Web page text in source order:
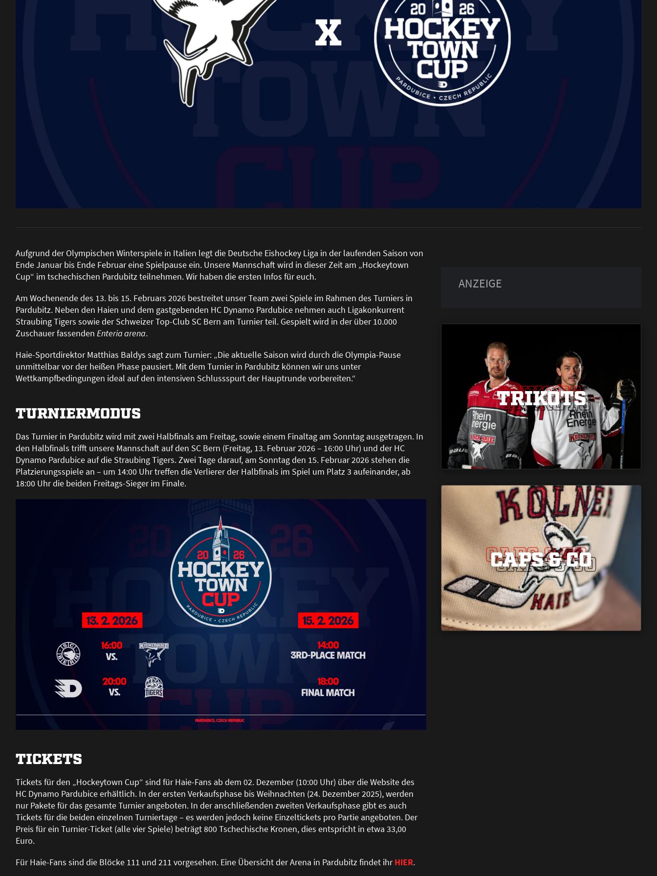
Aufgrund der Olympischen Winterspiele in Italien legt die Deutsche Eishockey Liga in der laufenden Saison von
Ende Januar bis Ende Februar eine Spielpause ein. Unsere Mannschaft wird in dieser Zeit am „Hockeytown
Cup“ im tschechischen Pardubitz teilnehmen. Wir haben die ersten Infos für euch.
Am Wochenende des 13. bis 15. Februars 2026 bestreitet unser Team zwei Spiele im Rahmen des Turniers in
Pardubitz. Neben den Haien und dem gastgebenden HC Dynamo Pardubice nehmen auch Ligakonkurrent
Straubing Tigers sowie der Schweizer Top-Club SC Bern am Turnier teil. Gespielt wird in der über 10.000
Zuschauer fassenden Enteria arena.
Haie-Sportdirektor Matthias Baldys sagt zum Turnier: „Die aktuelle Saison wird durch die Olympia-Pause
unmittelbar vor der heißen Phase pausiert. Mit dem Turnier in Pardubitz können wir uns unter
Wettkampfbedingungen ideal auf den intensiven Schlussspurt der Hauptrunde vorbereiten.“
TURNIERMODUS
Das Turnier in Pardubitz wird mit zwei Halbfinals am Freitag, sowie einem Finaltag am Sonntag ausgetragen. In
den Halbfinals trifft unsere Mannschaft auf den SC Bern (Freitag, 13. Februar 2026 – 16:00 Uhr) und der HC
Dynamo Pardubice auf die Straubing Tigers. Zwei Tage darauf, am Sonntag den 15. Februar 2026 stehen die
Platzierungsspiele an – um 14:00 Uhr treffen die Verlierer der Halbfinals im Spiel um Platz 3 aufeinander, ab
18:00 Uhr die beiden Freitags-Sieger im Finale.
TICKETS
Tickets für den „Hockeytown Cup“ sind für Haie-Fans ab dem 02. Dezember (10:00 Uhr) über die Website des
HC Dynamo Pardubice erhältlich. In der ersten Verkaufsphase bis Weihnachten (24. Dezember 2025), werden
nur Pakete für das gesamte Turnier angeboten. In der anschließenden zweiten Verkaufsphase gibt es auch
Tickets für die beiden einzelnen Turniertage – es werden jedoch keine Einzeltickets pro Partie angeboten. Der
Preis für ein Turnier-Ticket (alle vier Spiele) beträgt 800 Tschechische Kronen, dies entspricht in etwa 33,00
Euro.
Für Haie-Fans sind die Blöcke 111 und 211 vorgesehen. Eine Übersicht der Arena in Pardubitz findet ihrHIER.
TRIKOTS
TRIKOTS
TRIKOTS
CAPS & CO
CAPS & CO
CAPS & CO